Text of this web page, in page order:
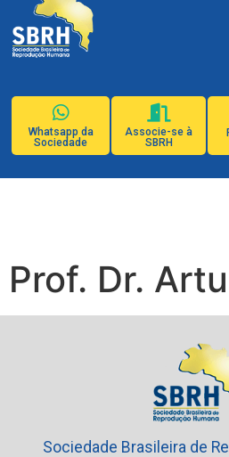
Whatsapp da
Sociedade
Associe-se à
SBRH
Prof. Dr.
Sociedade Brasileira de